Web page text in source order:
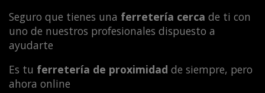
Seguro que tienes una ferretería cerca de ti con
uno de nuestros profesionales dispuesto a
ayudarte
Es tu ferretería de proximidad de siempre, pero
ahora online